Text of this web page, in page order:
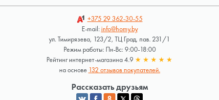
+375 29362-30-55
E-mail:info@homy.by
ул. Тимирязева, 123/2, ТЦ Град, пав. 231/1
Режим работы: Пн-Вс: 9:00-18:00
Рейтинг интернет-магазина 4.9 ★ ★ ★ ★ ★
на основе 132 отзывов покупателей.
Рассказать друзьям